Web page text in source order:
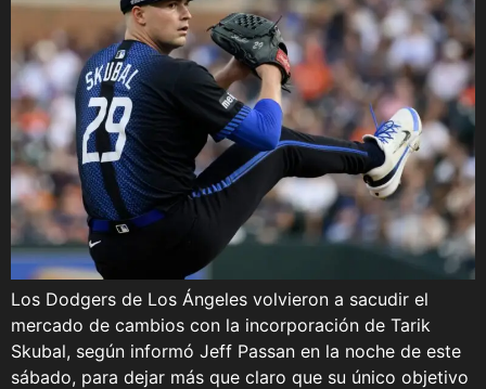
Los Dodgers de Los Ángeles volvieron a sacudir el
mercado de cambios con la incorporación de Tarik
Skubal, según informó Jeff Passan en la noche de este
sábado, para dejar más que claro que su único objetivo